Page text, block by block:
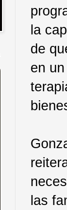
la
de
en
las